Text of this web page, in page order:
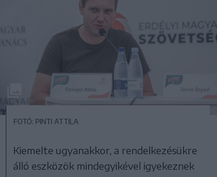
FOTÓ: PINTI ATTILA
Kiemelte ugyanakkor, a rendelkezésükre
álló eszközök mindegyikével igyekeznek